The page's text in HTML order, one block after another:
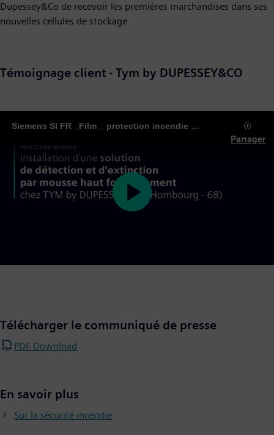
Dupessey&Co de recevoir les premières marchandises dans ses
nouvelles cellules de stockage.
Témoignage client - Tym by DUPESSEY&CO
Siemens SI FR _Film _ protection incendie chez Tym Logistique
Partager
Play
Télécharger le communiqué de presse
PDF Download
En savoir plus
Sur la sécurité incendie